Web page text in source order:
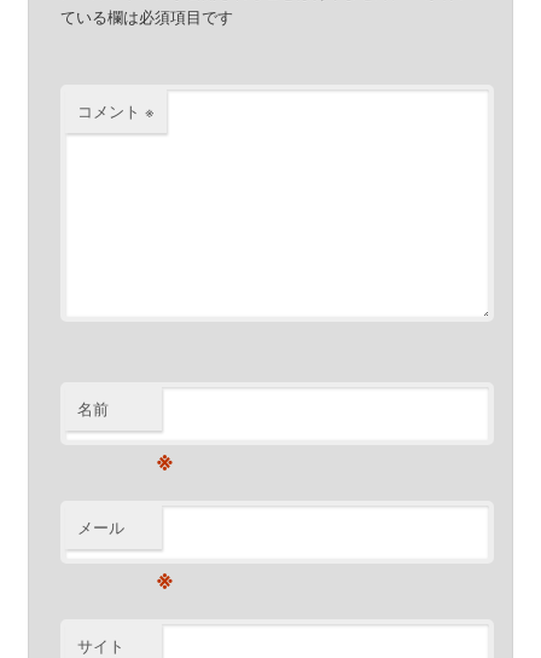
ている欄は必須項目です
コメント ※
名前
※
メール
※
サイト